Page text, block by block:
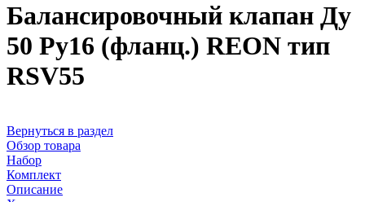
Балансировочный клапан Ду
50 Ру16 (фланц.) REON тип
RSV55
Вернуться в раздел
Обзор товара
Набор
Комплект
Описание